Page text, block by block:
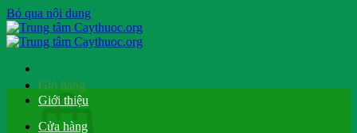
Bỏ qua nội dung
Giỏ hàng
Giới thiệu
Cửa hàng